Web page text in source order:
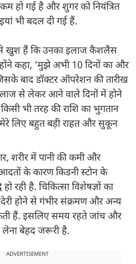
हो गई है और शुगर को नियंत्रित
भी बदल दी गई हैं.
से खुश हैं कि उनका इलाज कैशलैस
कहा, ‘मुझे अभी 10 दिनों का और
बाद डॉक्टर ऑपरेशन की तारीख
से लेकर आने वाले दिनों में होने
भी तरह की राशि का भुगतान
लिए बहुत बड़ी राहत और सुकून
शरीर में पानी की कमी और
के कारण किडनी स्टोन के
रही है. चिकित्सा विशेषज्ञों का
होने से गंभीर संक्रमण और अन्य
हैं. इसलिए समय रहते जांच और
लेना बेहद जरूरी है.
ADVERTISEMENT